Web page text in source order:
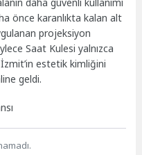
önce karanlıkta kalan alt
projeksiyon
Saat Kulesi yalnızca
estetik kimliğini
geldi.